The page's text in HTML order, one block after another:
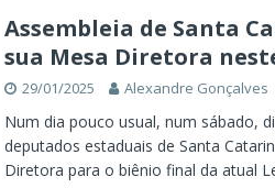
Assembleia de Santa
sua Mesa Diretora
29/01/2025 Alexandre Gonçalves
Num dia pouco usual, num sábado,
deputados estaduais de Santa
Diretora para o biênio final da atual